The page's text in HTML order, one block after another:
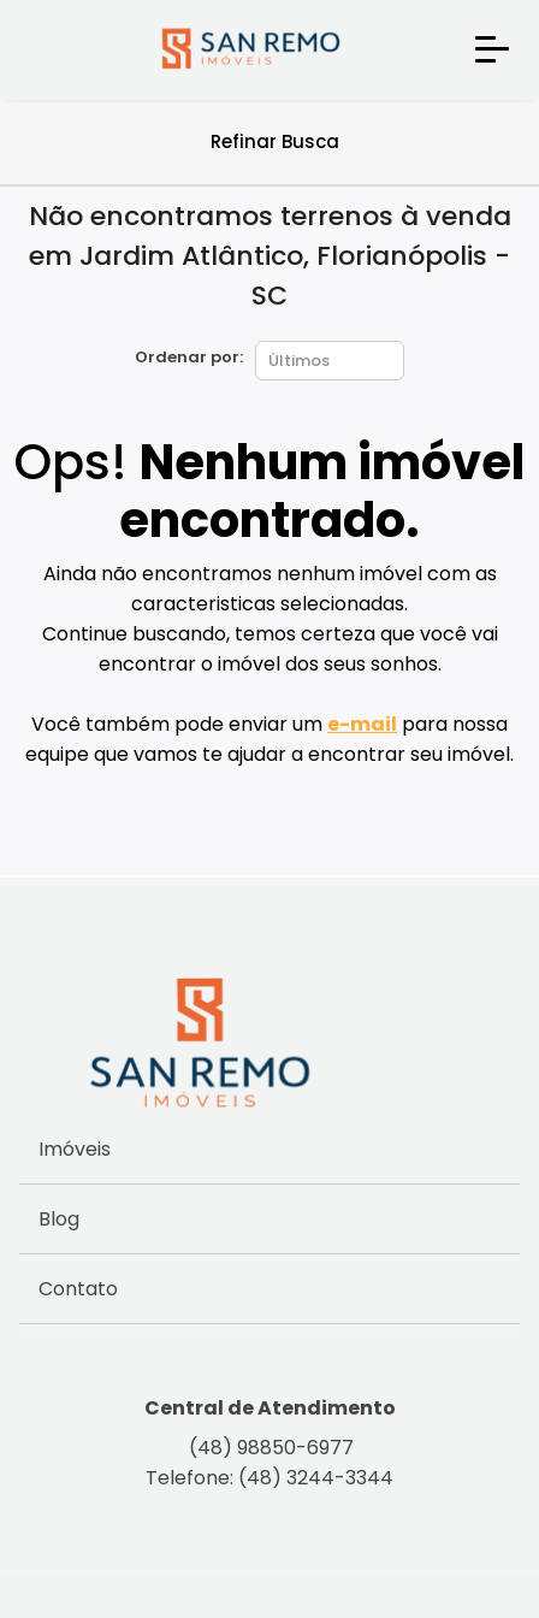
Refinar Busca
Não encontramos terrenos à venda
em Jardim Atlântico, Florianópolis -
SC
Ordenar por:
Ops! Nenhum imóvel
encontrado.
Ainda não encontramos nenhum imóvel com as
caracteristicas selecionadas.
Continue buscando, temos certeza que você vai
encontrar o imóvel dos seus sonhos.
Você também pode enviar um e-mail para nossa
equipe que vamos te ajudar a encontrar seu imóvel.
Imóveis
Blog
Contato
Central de Atendimento
(48) 98850-6977
Telefone: (48) 3244-3344